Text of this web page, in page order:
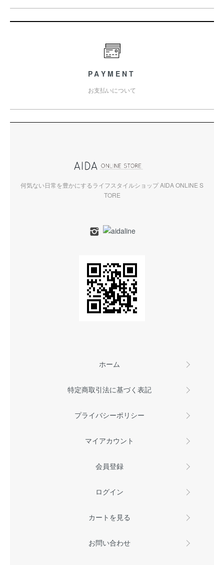
PAYMENT
お支払いについて
何気ない日常を豊かにするライフスタイルショップ AIDA ONLINE S
TORE
ホーム
特定商取引法に基づく表記
プライバシーポリシー
マイアカウント
会員登録
ログイン
カートを見る
お問い合わせ